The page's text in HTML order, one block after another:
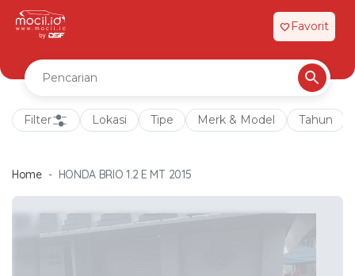
favorite Favorit
Filter Lokasi Tipe Merk & Model Tahun
Home HONDA BRIO 1.2 E MT 2015